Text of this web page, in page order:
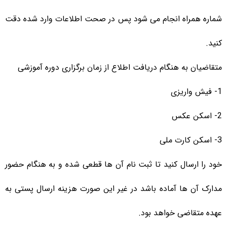
شماره همراه انجام می شود پس در صحت اطلاعات وارد شده دقت
کنید.
متقاضیان به هنگام دریافت اطلاع از زمان برگزاری دوره آموزشی
1- فیش واریزی
2- اسکن عکس
3- اسکن کارت ملی
خود را ارسال کنید تا ثبت نام آن ها قطعی شده و به هنگام حضور
مدارک آن ها آماده باشد در غیر این صورت هزینه ارسال پستی به
عهده متقاضی خواهد بود.